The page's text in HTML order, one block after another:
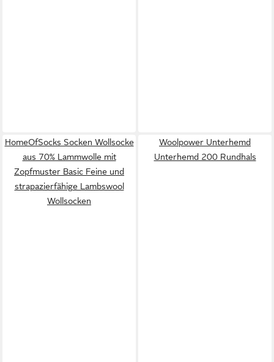
HomeOfSocks Socken Wollsocke
aus 70% Lammwolle mit
Zopfmuster Basic Feine und
strapazierfähige Lambswool
Wollsocken
Woolpower Unterhemd
Unterhemd 200 Rundhals